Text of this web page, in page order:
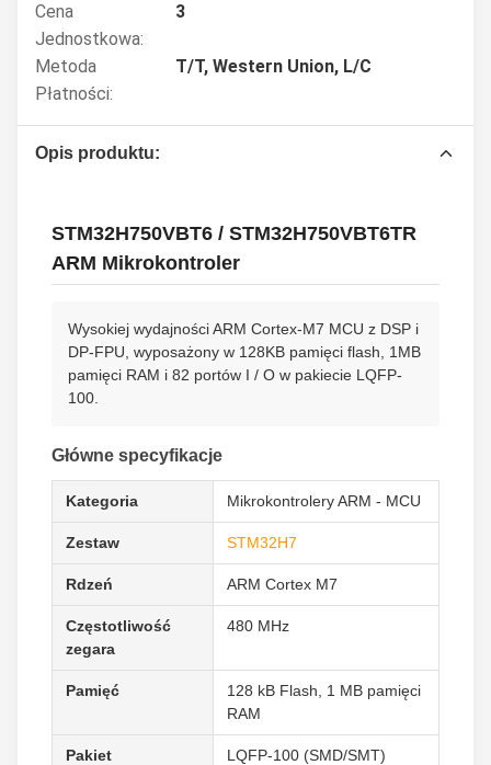
Cena
Jednostkowa:
3
Metoda
Płatności:
T/T, Western Union, L/C
Opis produktu:
STM32H750VBT6 / STM32H750VBT6TR
ARM Mikrokontroler
Wysokiej wydajności ARM Cortex-M7 MCU z DSP i
DP-FPU, wyposażony w 128KB pamięci flash, 1MB
pamięci RAM i 82 portów I / O w pakiecie LQFP-
100.
Główne specyfikacje
Kategoria Mikrokontrolery ARM - MCU
Zestaw STM32H7
Rdzeń ARM Cortex M7
Częstotliwość
zegara
480 MHz
Pamięć
128 kB Flash, 1 MB pamięci
RAM
Pakiet LQFP-100 (SMD/SMT)